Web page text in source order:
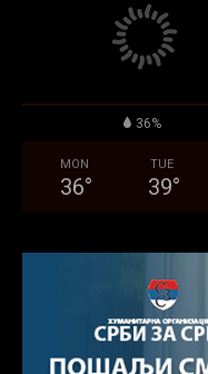
36%
MON
36°
TUE
39°